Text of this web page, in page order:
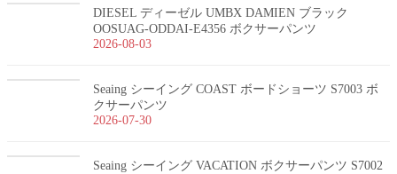
DIESEL ディーゼル UMBX DAMIEN ブラック
OOSUAG-ODDAI-E4356 ボクサーパンツ
2026-08-03
Seaing シーイング COAST ボードショーツ S7003 ボ
クサーパンツ
2026-07-30
Seaing シーイング VACATION ボクサーパンツ S7002